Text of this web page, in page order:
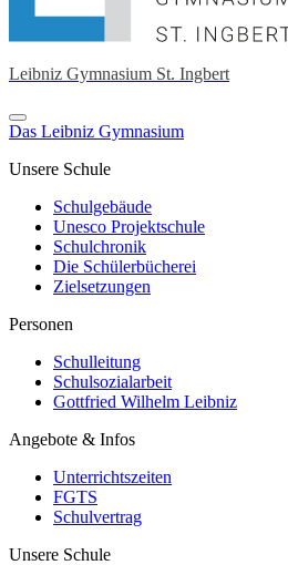
Leibniz Gymnasium St. Ingbert
Das Leibniz Gymnasium
Unsere Schule
Schulgebäude
Unesco Projektschule
Schulchronik
Die Schülerbücherei
Zielsetzungen
Personen
Schulleitung
Schulsozialarbeit
Gottfried Wilhelm Leibniz
Angebote & Infos
Unterrichtszeiten
FGTS
Schulvertrag
Unsere Schule